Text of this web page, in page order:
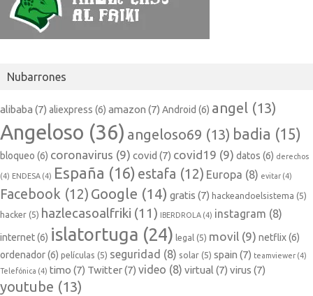
Nubarrones
alibaba (7) aliexpress (6) amazon (7) Android (6) angel (13)
Angeloso (36) angeloso69 (13) badia (15)
bloqueo (6) coronavirus (9) covid (7) covid19 (9) datos (6) derechos
(4) ENDESA (4) España (16) estafa (12) Europa (8) evitar (4)
Facebook (12) Google (14) gratis (7) hackeandoelsistema (5)
hacker (5) hazlecasoalfriki (11) IBERDROLA (4) instagram (8)
internet(6) islatortuga (24) legal (5) movil (9) netflix(6)
ordenador(6) películas (5) seguridad (8) solar (5) spain (7) teamviewer (4)
Telefónica (4) timo (7) Twitter(7) video (8) virtual (7) virus (7)
youtube (13)